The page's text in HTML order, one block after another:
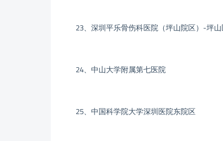
23、深圳平乐骨伤科医院（坪山院区）-坪山
24、中山大学附属第七医院
25、中国科学院大学深圳医院东院区